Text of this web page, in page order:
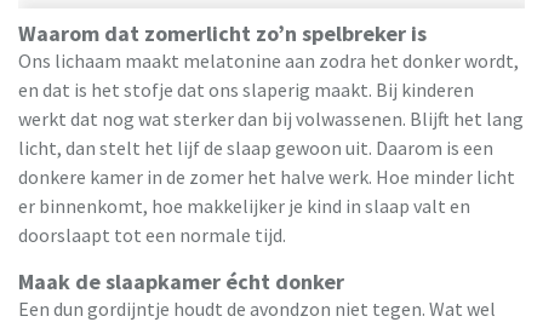
Waarom dat zomerlicht zo’n spelbreker is
Ons lichaam maakt melatonine aan zodra het donker wordt,
en dat is het stofje dat ons slaperig maakt. Bij kinderen
werkt dat nog wat sterker dan bij volwassenen. Blijft het lang
licht, dan stelt het lijf de slaap gewoon uit. Daarom is een
donkere kamer in de zomer het halve werk. Hoe minder licht
er binnenkomt, hoe makkelijker je kind in slaap valt en
doorslaapt tot een normale tijd.
Maak de slaapkamer écht donker
Een dun gordijntje houdt de avondzon niet tegen. Wat wel